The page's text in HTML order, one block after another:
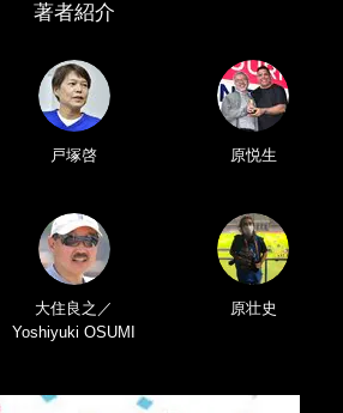
著者紹介
戸塚啓 原悦生
大住良之／
Yoshiyuki OSUMI
原壮史